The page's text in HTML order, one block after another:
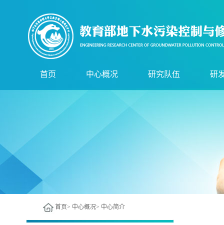
首页 中心概况 研究队伍 研
尖
首页> 中心概况> 中心简介